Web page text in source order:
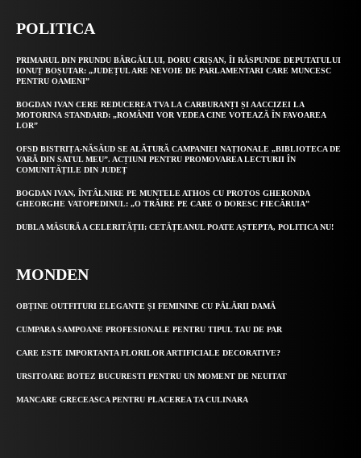
POLITICA
PRIMARUL DIN PRUNDU BÂRGĂULUI, DORU CRIȘAN, ÎI RĂSPUNDE DEPUTATULUI
IONUȚ BOȘUTAR: „JUDEȚUL ARE NEVOIE DE PARLAMENTARI CARE MUNCESC
PENTRU OAMENI”
BOGDAN IVAN CERE REDUCEREA TVA LA CARBURANȚI ȘI AACCIZEI LA
MOTORINA STANDARD: „ROMÂNII VOR VEDEA CINE VOTEAZĂ ÎN FAVOAREA
LOR”
OFSD BISTRIȚA-NĂSĂUD SE ALĂTURĂ CAMPANIEI NAȚIONALE „BIBLIOTECA DE
VARĂ DIN SATUL MEU”. ACȚIUNI PENTRU PROMOVAREA LECTURII ÎN
COMUNITĂȚILE DIN JUDEȚ
BOGDAN IVAN, ÎNTÂLNIRE PE MUNTELE ATHOS CU PROTOS GHERONDA
GHEORGHE VATOPEDINUL: „O TRĂIRE PE CARE O DORESC FIECĂRUIA”
DUBLA MĂSURĂ A CELERITĂȚII: CETĂȚEANUL POATE AȘTEPTA, POLITICA NU!
MONDEN
OBȚINE OUTFITURI ELEGANTE ȘI FEMININE CU PĂLĂRII DAMĂ
CUMPARA SAMPOANE PROFESIONALE PENTRU TIPUL TAU DE PAR
CARE ESTE IMPORTANTA FLORILOR ARTIFICIALE DECORATIVE?
URSITOARE BOTEZ BUCURESTI PENTRU UN MOMENT DE NEUITAT
MANCARE GRECEASCA PENTRU PLACEREA TA CULINARA